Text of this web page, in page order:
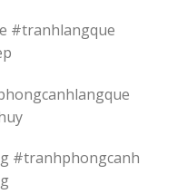
#tranhlangque
#tranhphongcanh